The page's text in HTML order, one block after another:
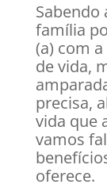
Sabendo
família
(a) com
de vida,
precisa,
vida que
vamos
oferece.